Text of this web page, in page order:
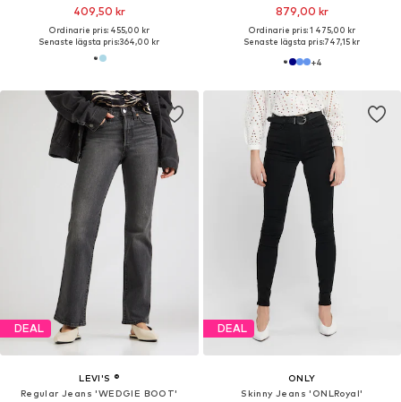
409,50 kr
Ordinarie pris: 455,00 kr
Senaste lägsta pris:364,00 kr
879,00 kr
Ordinarie pris: 1 475,00 kr
Senaste lägsta pris:747,15 kr
+4
DEAL
LEVI'S ®
Regular Jeans 'WEDGIE BOOT'
DEAL
ONLY
Skinny Jeans 'ONLRoyal'